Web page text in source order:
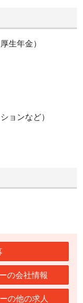
生年金）
ョンなど）
の会社情報
の他の求人